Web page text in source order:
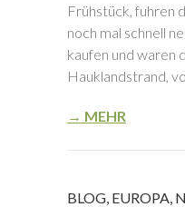
Frühstück, fuhren
noch mal schnell
kaufen und waren
Hauklandstrand,
→ MEHR
BLOG, EUROPA,